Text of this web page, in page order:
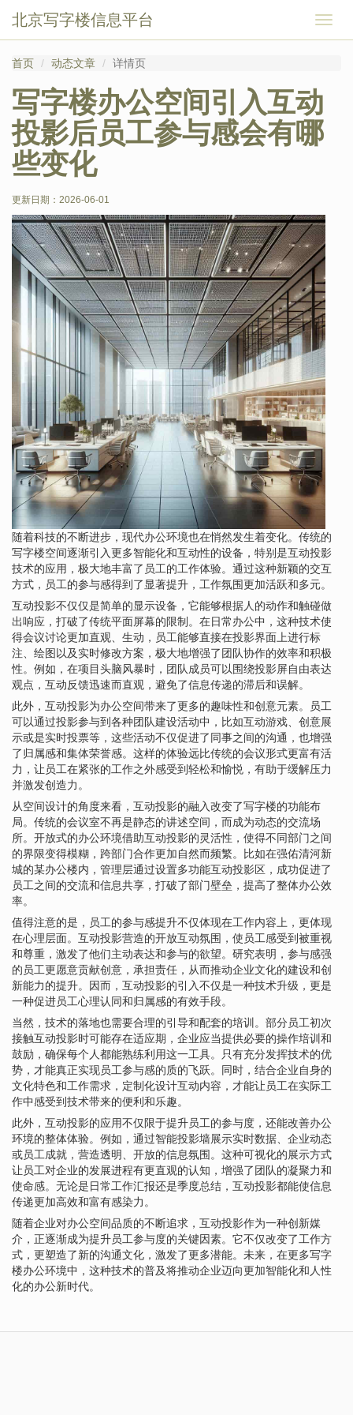
切
换
北京写字楼信息平台
首页 动态文章 详情页
写字楼办公空间引入互动
投影后员工参与感会有哪
些变化
更新日期： 2026-06-01
随着科技的不断进步，现代办公环境也在悄然发生着变化。传统的
写字楼空间逐渐引入更多智能化和互动性的设备，特别是互动投影
技术的应用，极大地丰富了员工的工作体验。通过这种新颖的交互
方式，员工的参与感得到了显著提升，工作氛围更加活跃和多元。
互动投影不仅仅是简单的显示设备，它能够根据人的动作和触碰做
出响应，打破了传统平面屏幕的限制。在日常办公中，这种技术使
得会议讨论更加直观、生动，员工能够直接在投影界面上进行标
注、绘图以及实时修改方案，极大地增强了团队协作的效率和积极
性。例如，在项目头脑风暴时，团队成员可以围绕投影屏自由表达
观点，互动反馈迅速而直观，避免了信息传递的滞后和误解。
此外，互动投影为办公空间带来了更多的趣味性和创意元素。员工
可以通过投影参与到各种团队建设活动中，比如互动游戏、创意展
示或是实时投票等，这些活动不仅促进了同事之间的沟通，也增强
了归属感和集体荣誉感。这样的体验远比传统的会议形式更富有活
力，让员工在紧张的工作之外感受到轻松和愉悦，有助于缓解压力
并激发创造力。
从空间设计的角度来看，互动投影的融入改变了写字楼的功能布
局。传统的会议室不再是静态的讲述空间，而成为动态的交流场
所。开放式的办公环境借助互动投影的灵活性，使得不同部门之间
的界限变得模糊，跨部门合作更加自然而频繁。比如在强佑清河新
城的某办公楼内，管理层通过设置多功能互动投影区，成功促进了
员工之间的交流和信息共享，打破了部门壁垒，提高了整体办公效
率。
值得注意的是，员工的参与感提升不仅体现在工作内容上，更体现
在心理层面。互动投影营造的开放互动氛围，使员工感受到被重视
和尊重，激发了他们主动表达和参与的欲望。研究表明，参与感强
的员工更愿意贡献创意，承担责任，从而推动企业文化的建设和创
新能力的提升。因而，互动投影的引入不仅是一种技术升级，更是
一种促进员工心理认同和归属感的有效手段。
当然，技术的落地也需要合理的引导和配套的培训。部分员工初次
接触互动投影时可能存在适应期，企业应当提供必要的操作培训和
鼓励，确保每个人都能熟练利用这一工具。只有充分发挥技术的优
势，才能真正实现员工参与感的质的飞跃。同时，结合企业自身的
文化特色和工作需求，定制化设计互动内容，才能让员工在实际工
作中感受到技术带来的便利和乐趣。
此外，互动投影的应用不仅限于提升员工的参与度，还能改善办公
环境的整体体验。例如，通过智能投影墙展示实时数据、企业动态
或员工成就，营造透明、开放的信息氛围。这种可视化的展示方式
让员工对企业的发展进程有更直观的认知，增强了团队的凝聚力和
使命感。无论是日常工作汇报还是季度总结，互动投影都能使信息
传递更加高效和富有感染力。
随着企业对办公空间品质的不断追求，互动投影作为一种创新媒
介，正逐渐成为提升员工参与度的关键因素。它不仅改变了工作方
式，更塑造了新的沟通文化，激发了更多潜能。未来，在更多写字
楼办公环境中，这种技术的普及将推动企业迈向更加智能化和人性
化的办公新时代。